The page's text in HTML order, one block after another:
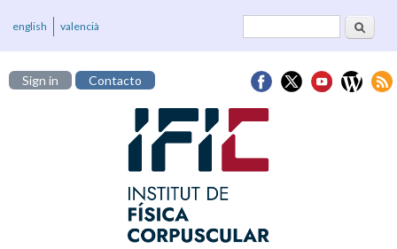
Formulario deBuscar
english valencià
Sign in Contacto